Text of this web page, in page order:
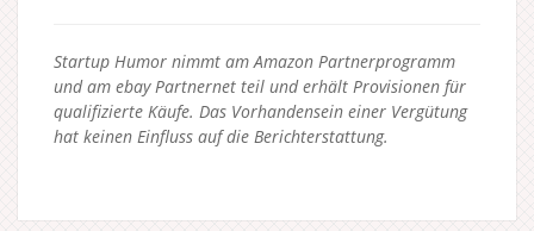
Startup Humor nimmt am Amazon Partnerprogramm
und am ebay Partnernet teil und erhält Provisionen für
qualifizierte Käufe. Das Vorhandensein einer Vergütung
hat keinen Einfluss auf die Berichterstattung.